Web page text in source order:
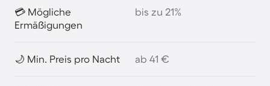
💳 Mögliche
Ermäßigungen
bis zu 21%
🌙 Min. Preis pro Nacht ab 41 €